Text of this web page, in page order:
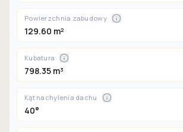
Powierzchnia zabudowy
129.60 m²
Kubatura
798.35 m³
Kąt nachylenia dachu
40°